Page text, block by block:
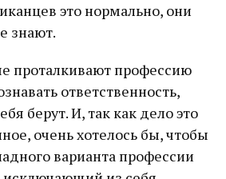
это нормально, они
знают.
проталкивают профессию
ответственность,
берут. И, так как дело это
очень хотелось бы, чтобы
варианта профессии